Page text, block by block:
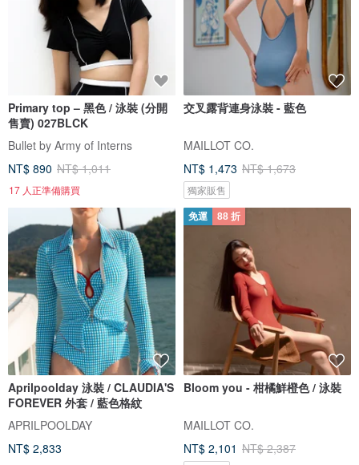
Primary top – 黑色 / 泳裝 (分開
售賣) 027BLCK
Bullet by Army of Interns
NT$ 890 NT$ 1,011
17 人正準備購買
交叉露背連身泳裝 - 藍色
MAILLOT CO.
NT$ 1,473 NT$ 1,673
獨家販售
Aprilpoolday 泳裝 / CLAUDIA'S
FOREVER 外套 / 藍色格紋
APRILPOOLDAY
NT$ 2,833
免運 88 折
Bloom you - 柑橘鮮橙色 / 泳裝
MAILLOT CO.
NT$ 2,101 NT$ 2,387